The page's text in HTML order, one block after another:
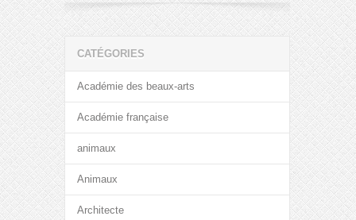
CATÉGORIES
Académie des beaux-arts
Académie française
animaux
Animaux
Architecte